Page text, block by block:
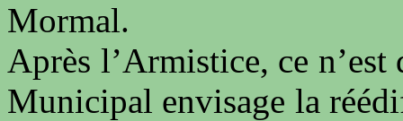
Mormal.
Après l’Armistice, ce
Municipal envisage la